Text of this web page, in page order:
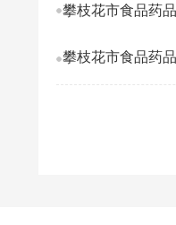
攀枝花市食品药
攀枝花市食品药